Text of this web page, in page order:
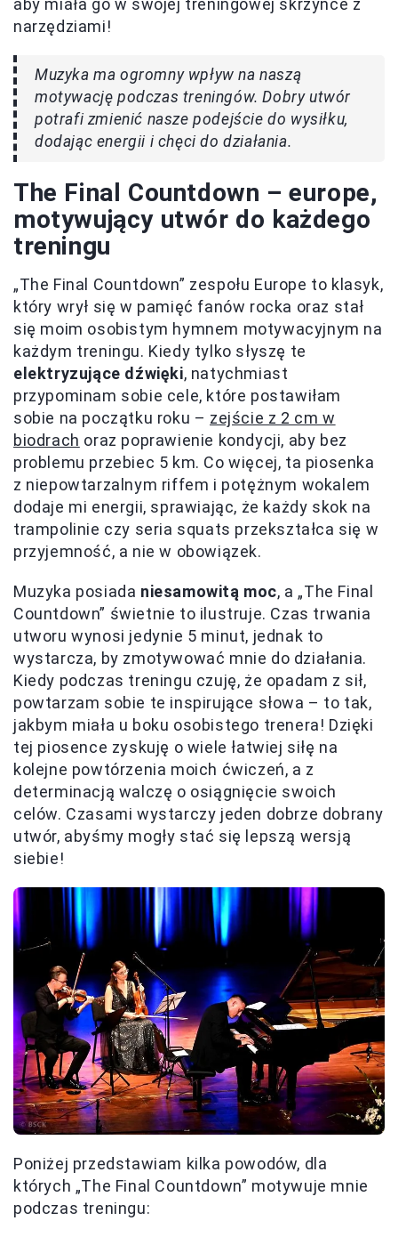
aby miała go w swojej treningowej skrzynce z
narzędziami!
Muzyka ma ogromny wpływ na naszą
motywację podczas treningów. Dobry utwór
potrafi zmienić nasze podejście do wysiłku,
dodając energii i chęci do działania.
The Final Countdown – europe,
motywujący utwór do każdego
treningu
„The Final Countdown” zespołu Europe to klasyk,
który wrył się w pamięć fanów rocka oraz stał
się moim osobistym hymnem motywacyjnym na
każdym treningu. Kiedy tylko słyszę te
elektryzujące dźwięki, natychmiast
przypominam sobie cele, które postawiłam
sobie na początku roku – zejście z 2 cm w
biodrach oraz poprawienie kondycji, aby bez
problemu przebiec 5 km. Co więcej, ta piosenka
z niepowtarzalnym riffem i potężnym wokalem
dodaje mi energii, sprawiając, że każdy skok na
trampolinie czy seria squats przekształca się w
przyjemność, a nie w obowiązek.
Muzyka posiada niesamowitą moc, a „The Final
Countdown” świetnie to ilustruje. Czas trwania
utworu wynosi jedynie 5 minut, jednak to
wystarcza, by zmotywować mnie do działania.
Kiedy podczas treningu czuję, że opadam z sił,
powtarzam sobie te inspirujące słowa – to tak,
jakbym miała u boku osobistego trenera! Dzięki
tej piosence zyskuję o wiele łatwiej siłę na
kolejne powtórzenia moich ćwiczeń, a z
determinacją walczę o osiągnięcie swoich
celów. Czasami wystarczy jeden dobrze dobrany
utwór, abyśmy mogły stać się lepszą wersją
siebie!
Poniżej przedstawiam kilka powodów, dla
których „The Final Countdown” motywuje mnie
podczas treningu: